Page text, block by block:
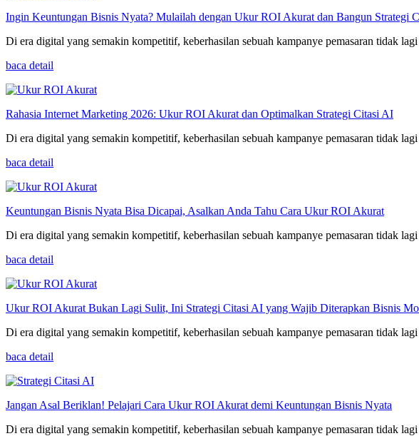
Ingin Keuntungan Bisnis Nyata? Mulailah dengan Ukur ROI Akurat dan Bangun Strategi
Di era digital yang semakin kompetitif, keberhasilan sebuah kampanye pemasaran tidak
baca detail
Rahasia Internet Marketing 2026: Ukur ROI Akurat dan Optimalkan Strategi Citasi AI
Di era digital yang semakin kompetitif, keberhasilan sebuah kampanye pemasaran tidak
baca detail
Keuntungan Bisnis Nyata Bisa Dicapai, Asalkan Anda Tahu Cara Ukur ROI Akurat
Di era digital yang semakin kompetitif, keberhasilan sebuah kampanye pemasaran tidak
baca detail
Ukur ROI Akurat Bukan Lagi Sulit, Ini Strategi Citasi AI yang Wajib Diterapkan Bisnis
Di era digital yang semakin kompetitif, keberhasilan sebuah kampanye pemasaran tidak
baca detail
Jangan Asal Beriklan! Pelajari Cara Ukur ROI Akurat demi Keuntungan Bisnis Nyata
Di era digital yang semakin kompetitif, keberhasilan sebuah kampanye pemasaran tidak